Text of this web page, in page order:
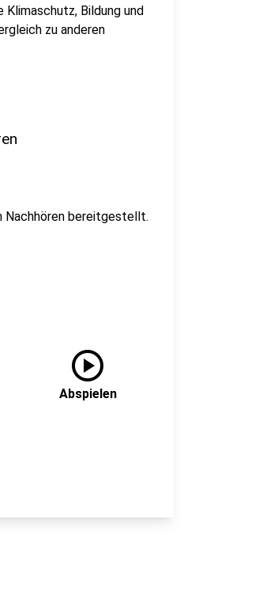
Bildung und
zu anderen
Nachhören bereitgestellt.
play_circle
Abspielen